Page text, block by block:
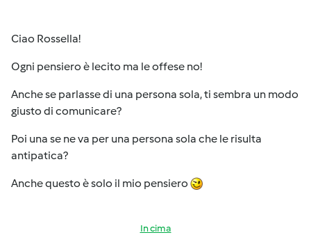
Ciao Rossella!
Ogni pensiero è lecito ma le offese no!
Anche se parlasse di una persona sola, ti sembra un modo
giusto di comunicare?
Poi una se ne va per una persona sola che le risulta
antipatica?
Anche questo è solo il mio pensiero
In cima